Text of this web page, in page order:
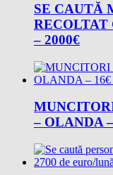
SE CAUTĂ
RECOLTAT
– 2000€
– OLANDA